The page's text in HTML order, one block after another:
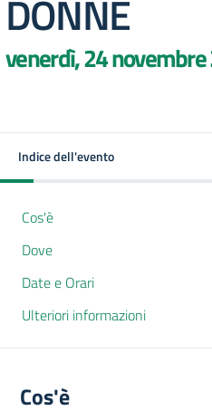
DONNE
venerdì, 24
Indice dell'evento
Cos'è
Dove
Date e Orari
Ulteriori informazioni
Cos'è